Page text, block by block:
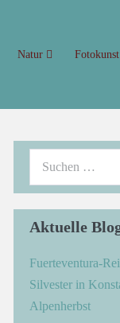
Natur Fotokunst
Aktuelle
Fuerteventura-
Silvester in
Alpenherbst